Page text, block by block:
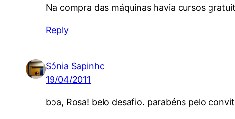
Na compra das máquinas havia cursos
Reply
Sónia Sapinho
19/04/2011
boa, Rosa! belo desafio. parabéns pelo